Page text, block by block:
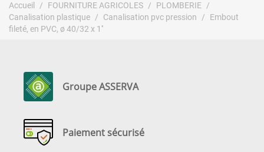
Accueil FOURNITURE AGRICOLES
PLOMBERIE
Canalisation plastique
Canalisation pvc pression
Embout
fileté, en PVC, ø 40/32 x 1''
Groupe ASSERVA
Paiement sécurisé